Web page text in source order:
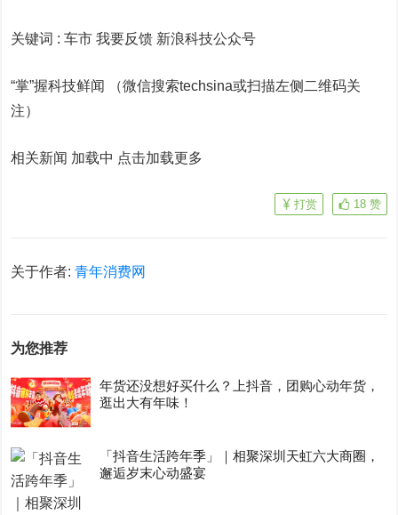
关键词 :车市 我要反馈 新浪科技公众号
“掌”握科技鲜闻 （微信搜索techsina或扫描左侧二维码关
注）
相关新闻 加载中 点击加载更多
18 赞
打赏
关于作者:青年消费网
为您推荐
年货还没想好买什么？上抖音，团购心动年货，
逛出大有年味！
「抖音生活跨年季」｜相聚深圳天虹六大商圈，
邂逅岁末心动盛宴